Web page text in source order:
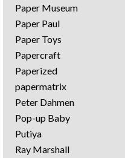
Paper Museum
Paper Paul
Paper Toys
Papercraft
Paperized
papermatrix
Peter Dahmen
Pop-up Baby
Putiya
Ray Marshall